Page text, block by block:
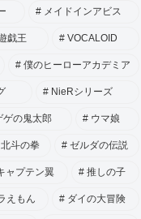
メイドインアビス
戯王 VOCALOID
僕のヒーローアカデミア
NieRシリーズ
ゲの鬼太郎 ウマ娘
北斗の拳 ゼルダの伝説
ャプテン翼 推しの子
えもん ダイの大冒険